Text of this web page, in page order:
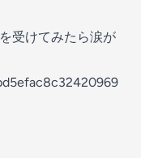
受けてみたら涙が